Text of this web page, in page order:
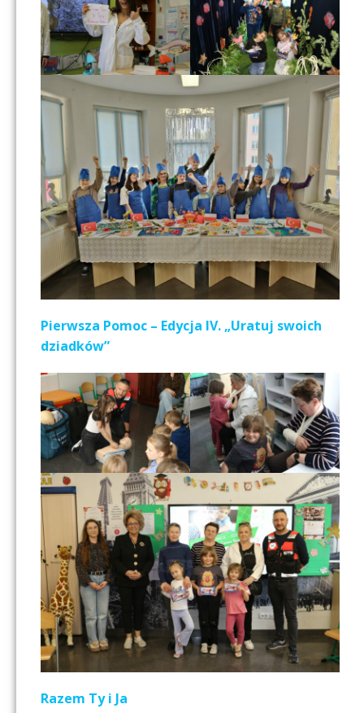
Pierwsza Pomoc – Edycja IV. „Uratuj swoich
dziadków”
Razem Ty i Ja